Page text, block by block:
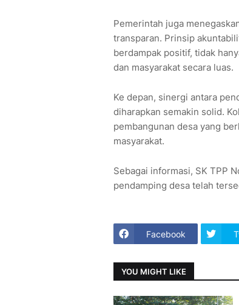
Pemerintah juga
transparan. Prinsip
berdampak positif, tidak
dan masyarakat secara luas.
Ke depan, sinergi antara
diharapkan semakin solid.
pembangunan desa yang
masyarakat.
Sebagai informasi, SK TPP
pendamping desa telah
Facebook
YOU MIGHT LIKE